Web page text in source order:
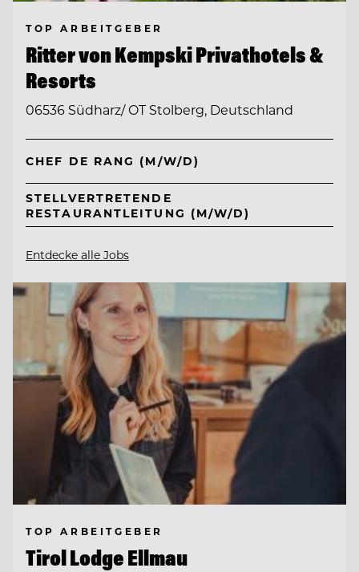
TOP ARBEITGEBER
Ritter von Kempski Privathotels &
Resorts
06536 Südharz/ OT Stolberg, Deutschland
CHEF DE RANG (M/W/D)
STELLVERTRETENDE
RESTAURANTLEITUNG (M/W/D)
Entdecke alle Jobs
TOP ARBEITGEBER
Tirol Lodge Ellmau